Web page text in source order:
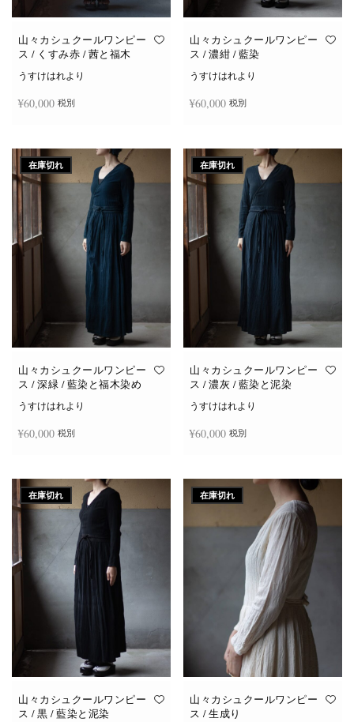
山々カシュクールワンピー
ス / くすみ赤 / 茜と福木
うすけはれより
¥60,000 税別
山々カシュクールワンピー
ス / 濃紺 / 藍染
うすけはれより
¥60,000 税別
在庫切れ
山々カシュクールワンピー
ス / 深緑 / 藍染と福木染め
うすけはれより
¥60,000 税別
在庫切れ
山々カシュクールワンピー
ス / 濃灰 / 藍染と泥染
うすけはれより
¥60,000 税別
在庫切れ
山々カシュクールワンピー
ス / 黒 / 藍染と泥染
在庫切れ
山々カシュクールワンピー
ス / 生成り